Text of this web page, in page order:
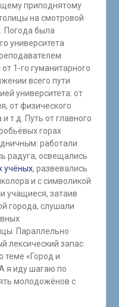
приподнятому
на смотровой
Погода была
университета
1-го гуманитарного
всего пути
университета: от
от физического
т.д. Путь от главного
горах
работали
радуга, освещались
учёных, развевались
и с символикой
учащиеся, затаив
города, слушали
Параллельно
лексический запас
теме «Город и
я иду шагаю по
молодожёнов с